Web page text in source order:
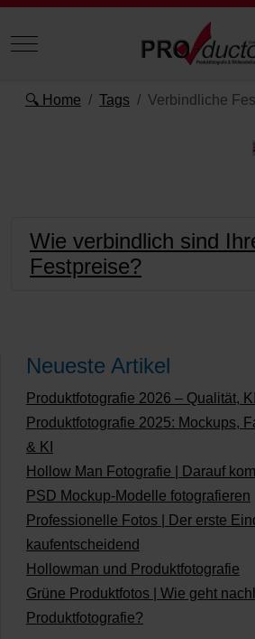
Mobile Menu Toggle
🔍 Home Tags Verbindliche
Wie verbindlich sind
Festpreise?
Neueste Artikel
Produktfotografie 2026 – Qualität,
Produktfotografie 2025: Mockups,
& KI
Hollow Man Fotografie | Darauf
PSD Mockup-Modelle fotografieren
Professionelle Fotos | Der erste
kaufentscheidend
Hollowman und Produktfotografie
Grüne Produktfotos | Wie geht
Produktfotografie?